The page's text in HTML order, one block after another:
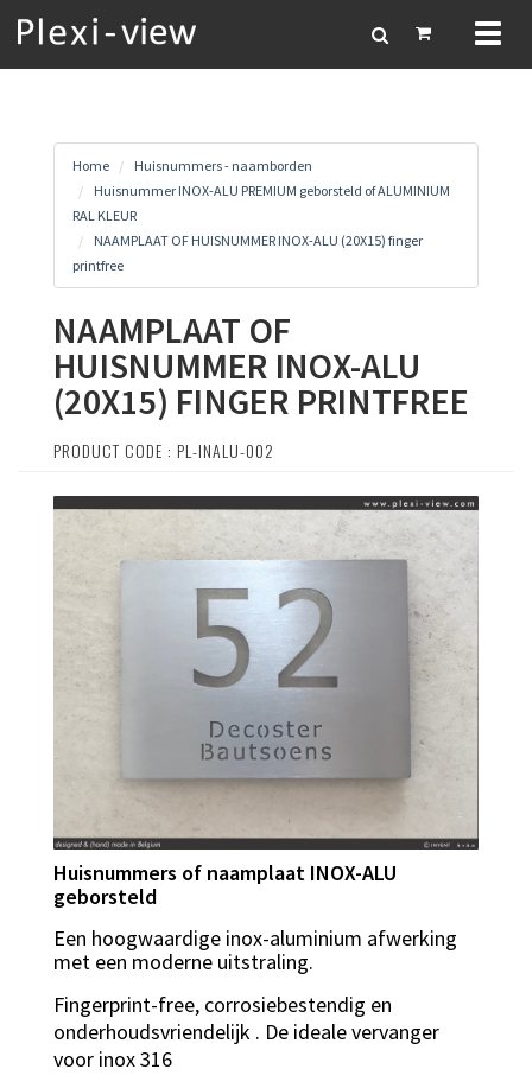
Home
Huisnummers - naamborden
Huisnummer INOX-ALU PREMIUM geborsteld of ALUMINIUM
RAL KLEUR
NAAMPLAAT OF HUISNUMMER INOX-ALU (20X15) finger
printfree
NAAMPLAAT OF
HUISNUMMER INOX-ALU
(20X15) FINGER PRINTFREE
PRODUCT CODE : PL-INALU-002
Huisnummers of naamplaat INOX-ALU
geborsteld
Een hoogwaardige inox-aluminium afwerking
met een moderne uitstraling.
Fingerprint-free, corrosiebestendig en
onderhoudsvriendelijk . De ideale vervanger
voor inox 316